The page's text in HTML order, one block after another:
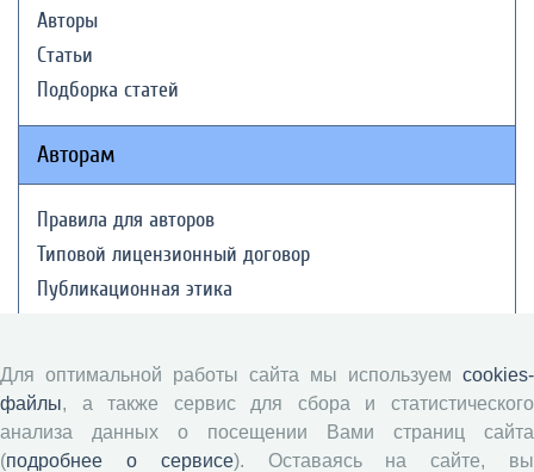
Авторы
Статьи
Подборка статей
Авторам
Правила для авторов
Типовой лицензионный договор
Публикационная этика
Рецензентам
Для оптимальной работы сайта мы используем cookies-
файлы, а также сервис для сбора и статистического
анализа данных о посещении Вами страниц сайта
(подробнее о сервисе). Оставаясь на сайте, вы